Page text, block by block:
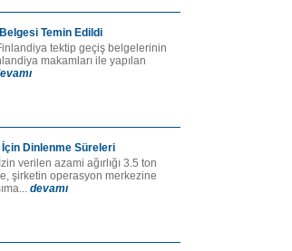
Temin Edildi
tektip geçiş belgelerinin
makamları ile yapılan
İçin Dinlenme Süreleri
verilen azami ağırlığı 3.5 ton
şirketin operasyon merkezine
devamı